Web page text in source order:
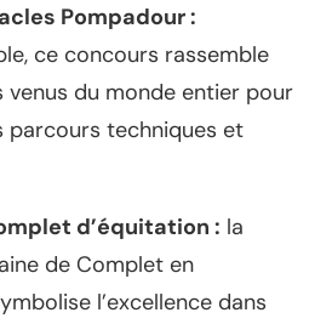
Pompadour :
ce concours rassemble
venus du monde entier pour
parcours techniques et
d’équitation : la
de Complet en
l’excellence dans